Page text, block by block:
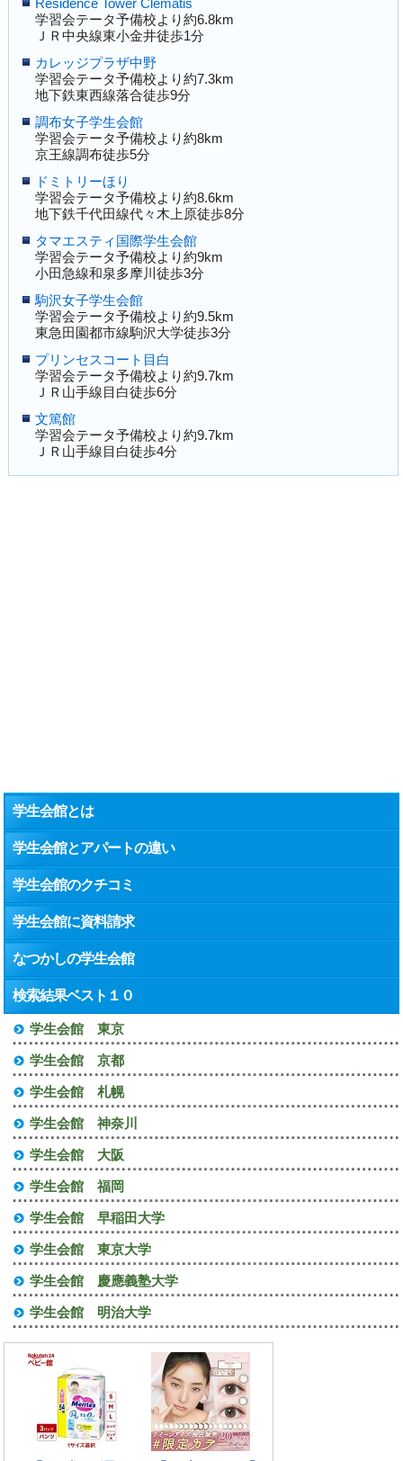
Residence Tower Clematis
学習会テータ予備校より約6.8km
ＪＲ中央線東小金井徒歩1分
カレッジプラザ中野
学習会テータ予備校より約7.3km
地下鉄東西線落合徒歩9分
調布女子学生会館
学習会テータ予備校より約8km
京王線調布徒歩5分
ドミトリーほり
学習会テータ予備校より約8.6km
地下鉄千代田線代々木上原徒歩8分
タマエスティ国際学生会館
学習会テータ予備校より約9km
小田急線和泉多摩川徒歩3分
駒沢女子学生会館
学習会テータ予備校より約9.5km
東急田園都市線駒沢大学徒歩3分
プリンセスコート目白
学習会テータ予備校より約9.7km
ＪＲ山手線目白徒歩6分
文篤館
学習会テータ予備校より約9.7km
ＪＲ山手線目白徒歩4分
学生会館とは
学生会館とアパートの違い
学生会館のクチコミ
学生会館に資料請求
なつかしの学生会館
検索結果ベスト１０
学生会館 東京
学生会館 京都
学生会館 札幌
学生会館 神奈川
学生会館 大阪
学生会館 福岡
学生会館 早稲田大学
学生会館 東京大学
学生会館 慶應義塾大学
学生会館 明治大学